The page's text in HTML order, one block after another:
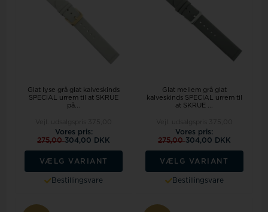
Glat lyse grå glat kalveskinds
SPECIAL urrem til at SKRUE
på...
Vores pris:
275,00304,00 DKK
VÆLG VARIANT
Bestillingsvare
Glat mellem grå glat
kalveskinds SPECIAL urrem til
at SKRUE ...
Vores pris:
275,00304,00 DKK
VÆLG VARIANT
Bestillingsvare